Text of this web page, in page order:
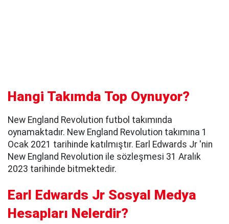
Hangi Takımda Top Oynuyor?
New England Revolution futbol takımında
oynamaktadır. New England Revolution takımına 1
Ocak 2021 tarihinde katılmıştır. Earl Edwards Jr 'nin
New England Revolution ile sözleşmesi 31 Aralık
2023 tarihinde bitmektedir.
Earl Edwards Jr Sosyal Medya
Hesapları Nelerdir?